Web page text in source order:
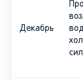
Декабрь